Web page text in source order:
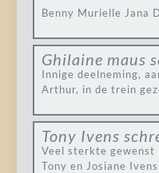
Benny Murielle Jana
Ghilaine maus
Innige deelneming,
Arthur, in de trein
Tony Ivens
Veel sterkte
Tony en Josiane